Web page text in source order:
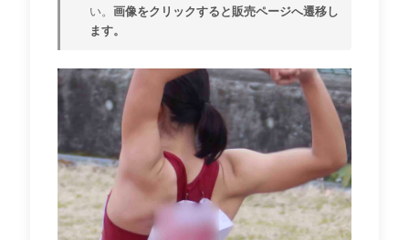
い。 画像をクリックすると販売ページへ遷移し
ます。